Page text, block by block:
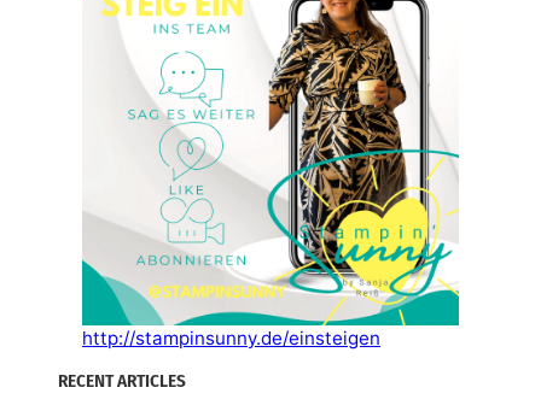
http://stampinsunny.de/einsteigen
RECENT ARTICLES